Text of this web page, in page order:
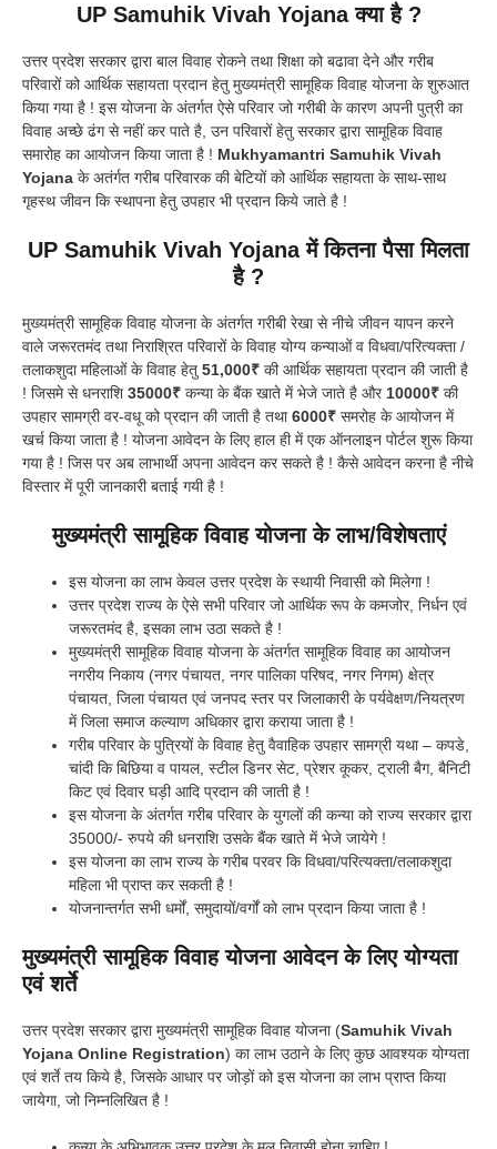
UP Samuhik Vivah Yojana क्या है ?
उत्तर प्रदेश सरकार द्वारा बाल विवाह रोकने तथा शिक्षा को बढावा देने और गरीब
परिवारों को आर्थिक सहायता प्रदान हेतु मुख्यमंत्री सामूहिक विवाह योजना के शुरुआत
किया गया है ! इस योजना के अंतर्गत ऐसे परिवार जो गरीबी के कारण अपनी पुत्री का
विवाह अच्छे ढंग से नहीं कर पाते है, उन परिवारों हेतु सरकार द्वारा सामूहिक विवाह
समारोह का आयोजन किया जाता है ! Mukhyamantri Samuhik Vivah
Yojana के अतंर्गत गरीब परिवारक की बेटियों को आर्थिक सहायता के साथ-साथ
गृहस्थ जीवन कि स्थापना हेतु उपहार भी प्रदान किये जाते है !
UP Samuhik Vivah Yojana में कितना पैसा मिलता
है ?
मुख्यमंत्री सामूहिक विवाह योजना के अंतर्गत गरीबी रेखा से नीचे जीवन यापन करने
वाले जरूरतमंद तथा निराश्रित परिवारों के विवाह योग्य कन्याओं व विधवा/परित्यक्ता /
तलाकशुदा महिलाओं के विवाह हेतु 51,000₹ की आर्थिक सहायता प्रदान की जाती है
! जिसमे से धनराशि 35000₹ कन्या के बैंक खाते में भेजे जाते है और 10000₹ की
उपहार सामग्री वर-वधू को प्रदान की जाती है तथा6000₹ समरोह के आयोजन में
खर्च किया जाता है ! योजना आवेदन के लिए हाल ही में एक ऑनलाइन पोर्टल शुरू किया
गया है ! जिस पर अब लाभार्थी अपना आवेदन कर सकते है ! कैसे आवेदन करना है नीचे
विस्तार में पूरी जानकारी बताई गयी है !
मुख्यमंत्री सामूहिक विवाह योजना के लाभ/विशेषताएं
इस योजना का लाभ केवल उत्तर प्रदेश के स्थायी निवासी को मिलेगा !
उत्तर प्रदेश राज्य के ऐसे सभी परिवार जो आर्थिक रूप के कमजोर, निर्धन एवं
जरूरतमंद है, इसका लाभ उठा सकते है !
मुख्यमंत्री सामूहिक विवाह योजना के अंतर्गत सामूहिक विवाह का आयोजन
नगरीय निकाय (नगर पंचायत, नगर पालिका परिषद, नगर निगम) क्षेत्र
पंचायत, जिला पंचायत एवं जनपद स्तर पर जिलाकारी के पर्यवेक्षण/नियत्रण
में जिला समाज कल्याण अधिकार द्वारा कराया जाता है !
गरीब परिवार के पुत्रियों के विवाह हेतु वैवाहिक उपहार सामग्री यथा – कपडे,
चांदी कि बिछिया व पायल, स्टील डिनर सेट, प्रेशर कूकर, ट्राली बैग, बैनिटी
किट एवं दिवार घड़ी आदि प्रदान की जाती है !
इस योजना के अंतर्गत गरीब परिवार के युगलों की कन्या को राज्य सरकार द्वारा
35000/- रुपये की धनराशि उसके बैंक खाते में भेजे जायेगे !
इस योजना का लाभ राज्य के गरीब परवर कि विधवा/परित्यक्ता/तलाकशुदा
महिला भी प्राप्त कर सकती है !
योजनान्तर्गत सभी धर्मों, समुदायों/वर्गों को लाभ प्रदान किया जाता है !
मुख्यमंत्री सामूहिक विवाह योजना आवेदन के लिए योग्यता
एवं शर्ते
उत्तर प्रदेश सरकार द्वारा मुख्यमंत्री सामूहिक विवाह योजना (Samuhik Vivah
Yojana Online Registration) का लाभ उठाने के लिए कुछ आवश्यक योग्यता
एवं शर्ते तय किये है, जिसके आधार पर जोड़ों को इस योजना का लाभ प्राप्त किया
जायेगा, जो निम्नलिखित है !